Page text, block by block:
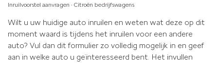
Inruilvoorstel aanvragen - Citroën bedrijfswagens
Wilt u uw huidige auto inruilen en weten wat deze op dit
moment waard is tijdens het inruilen voor een andere
auto? Vul dan dit formulier zo volledig mogelijk in en geef
aan in welke auto u geïnteresseerd bent. Het invullen